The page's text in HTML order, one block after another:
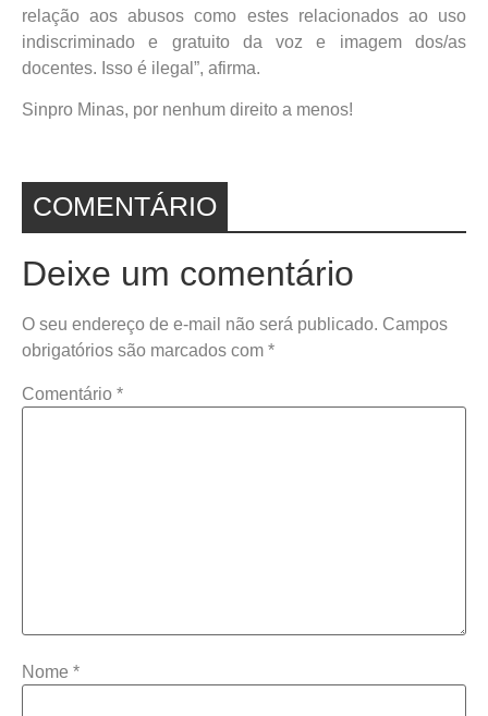
relação aos abusos como estes relacionados ao uso
indiscriminado e gratuito da voz e imagem dos/as
docentes. Isso é ilegal”, afirma.
Sinpro Minas, por nenhum direito a menos!
COMENTÁRIO
Deixe um comentário
O seu endereço de e-mail não será publicado. Campos
obrigatórios são marcados com *
Comentário *
Nome *